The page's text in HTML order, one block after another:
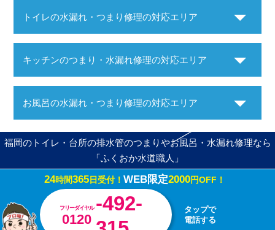
トイレの水漏れ・つまり修理の対応エリア
キッチンのつまり・水漏れ修理の対応エリア
お風呂の水漏れ・つまり修理の対応エリア
福岡のトイレ・台所の排水管のつまりやお風呂・水漏れ修理なら
「ふくおか水道職人」
Copyright ©ふくおか水道職人. All Rights Reserved.
24時間365日受付！ WEB限定2000円OFF！
フリーダイヤル
0120
-492-
タップで
電話する